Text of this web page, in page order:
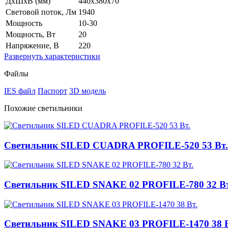
Световой поток, Лм 1940
Мощность
10-30
Мощность, Вт
20
Напряжение, В
220
Развернуть характеристики
Файлы
IES файл Паспорт 3D модель
Похожие светильники
Светильник SILED CUADRA PROFILE-520 53 Вт.
Светильник SILED SNAKE 02 PROFILE-780 32
Светильник SILED SNAKE 03 PROFILE-1470 38